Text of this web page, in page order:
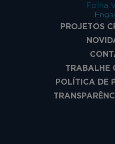
Folha
PROJETOS
TRABALHE
POLÍTICA DE